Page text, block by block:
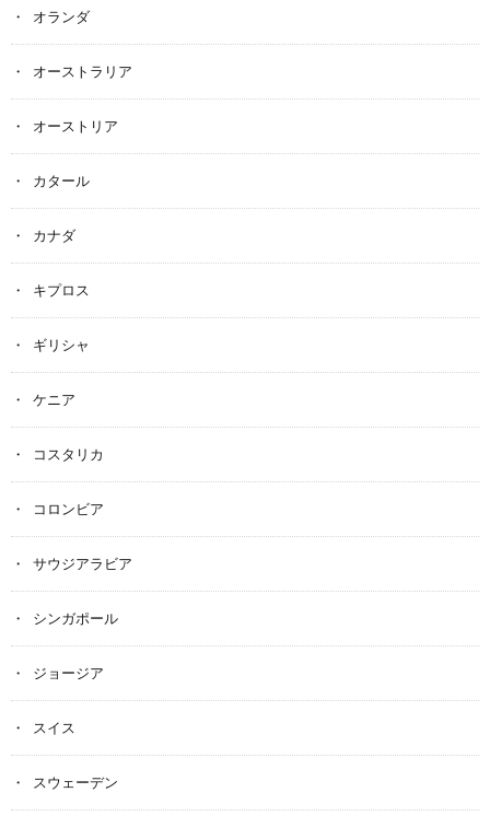
オランダ
オーストラリア
オーストリア
カタール
カナダ
キプロス
ギリシャ
ケニア
コスタリカ
コロンビア
サウジアラビア
シンガポール
ジョージア
スイス
スウェーデン